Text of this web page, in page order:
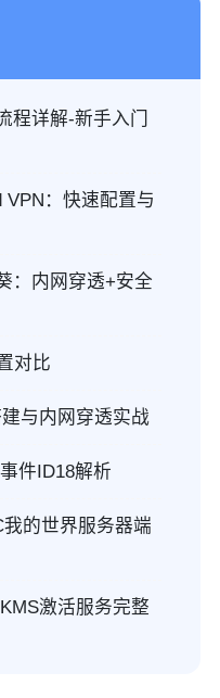
程详解-新手入门
VPN：快速配置与
：内网穿透+安全
对比
与内网穿透实战
件ID18解析
的世界服务器端
激活服务完整